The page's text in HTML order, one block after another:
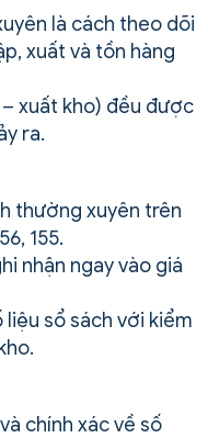
là cách theo dõi
xuất và tồn hàng
xuất kho) đều được
ra.
thường xuyên trên
155.
nhận ngay vào giá
liệu sổ sách với kiểm
chính xác về số